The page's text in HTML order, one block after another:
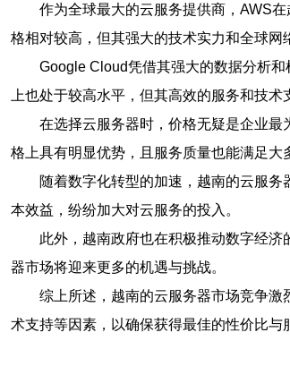
作为全球最大的云服务提供商，AWS
格相对较高，但其强大的技术实力和全球网
Google Cloud凭借其强大的数据分析
上也处于较高水平，但其高效的服务和技术
在选择云服务器时，价格无疑是企业
格上具有明显优势，且服务质量也能满足大
随着数字化转型的加速，越南的云服
本效益，纷纷加大对云服务的投入。
此外，越南政府也在积极推动数字经
器市场将迎来更多的机遇与挑战。
综上所述，越南的云服务器市场竞争
术支持等因素，以确保获得最佳的性价比与